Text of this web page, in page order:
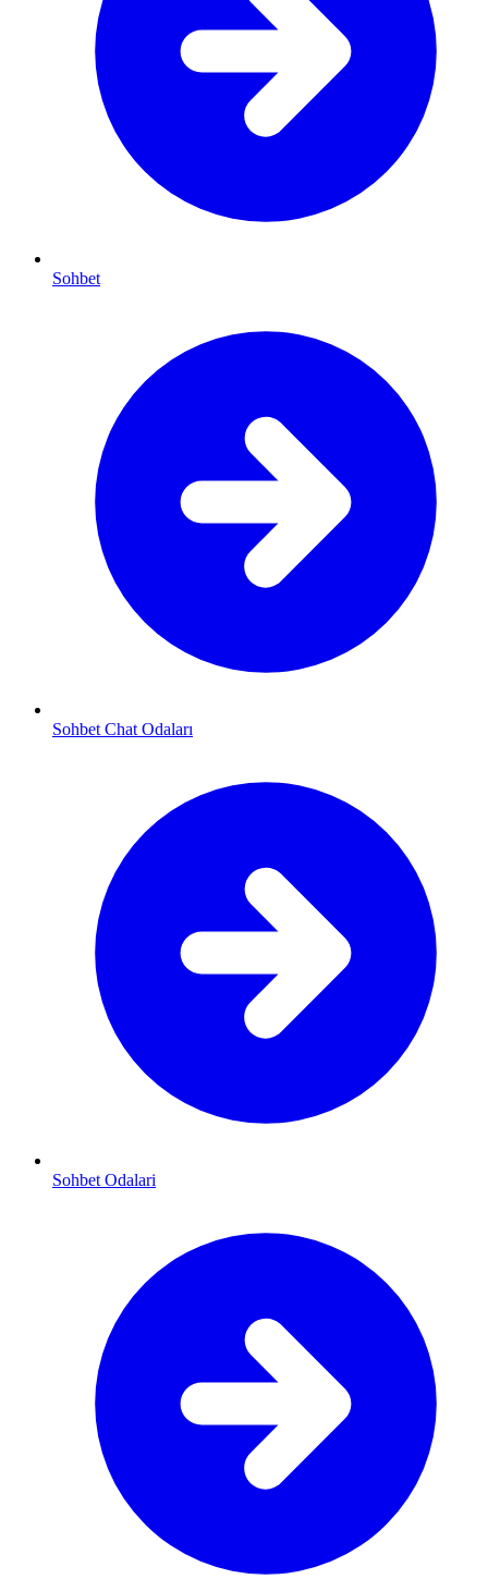
Sohbet
Sohbet Chat Odaları
Sohbet Odalari